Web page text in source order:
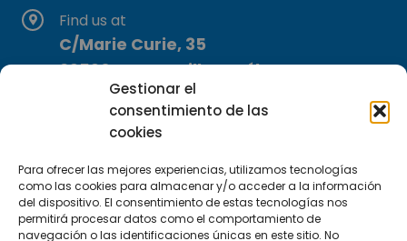
Gestionar el
consentimiento de las
cookies
Para ofrecer las mejores experiencias, utilizamos tecnologías
como las cookies para almacenar y/o acceder a la información
del dispositivo. El consentimiento de estas tecnologías nos
permitirá procesar datos como el comportamiento de
navegación o las identificaciones únicas en este sitio. No
Find us at
C/Marie Curie, 35
29590 Campanillas, Málaga
Subscribe to our Newsletter